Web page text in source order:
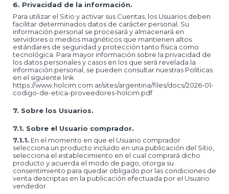
6. Privacidad de la información.
Para utilizar el Sitio y activar sus Cuentas, los Usuarios deben
facilitar determinados datos de carácter personal. Su
información personal se procesará y almacenará en
servidores o medios magnéticos que mantienen altos
estándares de seguridad y protección tanto física como
tecnológica. Para mayor información sobre la privacidad de
los datos personales y casos en los que será revelada la
información personal, se pueden consultar nuestras Políticas
en el siguiente link
https://www.holcim.com.ar/sites/argentina/files/docs/2026-01-
codigo-de-etica-proveedores-holcim.pdf
7. Sobre los Usuarios.
7.1. Sobre el Usuario comprador.
7.1.1. En el momento en que el Usuario comprador
selecciona un producto incluido en una publicación del Sitio,
selecciona el establecimiento en el cual comprará dicho
producto y acuerda el modo de pago, otorga su
consentimiento para quedar obligado por las condiciones de
venta descriptas en la publicación efectuada por el Usuario
vendedor.